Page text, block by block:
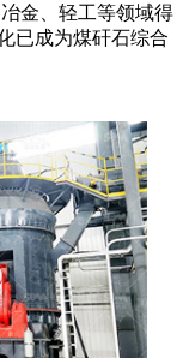
金、轻工等领域得
已成为煤矸石综合